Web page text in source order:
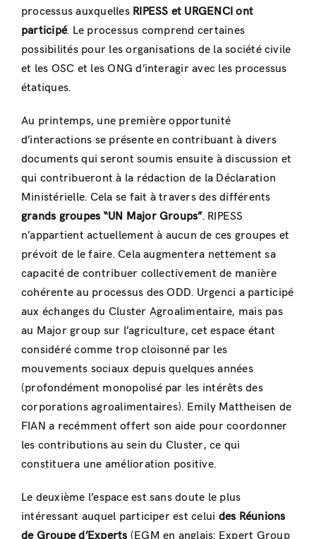
processus auxquelles RIPESS et URGENCI ont
participé. Le processus comprend certaines
possibilités pour les organisations de la société civile
et les OSC et les ONG d’interagir avec les processus
étatiques.
Au printemps, une première opportunité
d’interactions se présente en contribuant à divers
documents qui seront soumis ensuite à discussion et
qui contribueront à la rédaction de la Déclaration
Ministérielle. Cela se fait à travers des différents
grands groupes “UN Major Groups”. RIPESS
n’appartient actuellement à aucun de ces groupes et
prévoit de le faire. Cela augmentera nettement sa
capacité de contribuer collectivement de manière
cohérente au processus des ODD. Urgenci a participé
aux échanges du Cluster Agroalimentaire, mais pas
au Major group sur l’agriculture, cet espace étant
considéré comme trop cloisonné par les
mouvements sociaux depuis quelques années
(profondément monopolisé par les intérêts des
corporations agroalimentaires). Emily Mattheisen de
FIAN a recémment offert son aide pour coordonner
les contributions au sein du Cluster, ce qui
constituera une amélioration positive.
Le deuxième l’espace est sans doute le plus
intéressant auquel participer est celui des Réunions
de Groupe d’Experts (EGM en anglais: Expert Group